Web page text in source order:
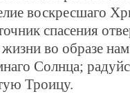
воскресшаго
спасения
во образе
Солнца;
Троицу.